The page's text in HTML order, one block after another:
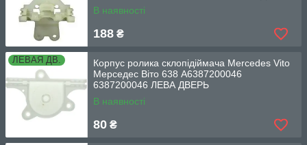
В наявності
188 ₴
ЛЕВАЯ ДВ.
Корпус ролика склопідіймача Mercedes Vito
Мерседес Віто 638 A6387200046
6387200046 ЛЕВА ДВЕРЬ
В наявності
80 ₴